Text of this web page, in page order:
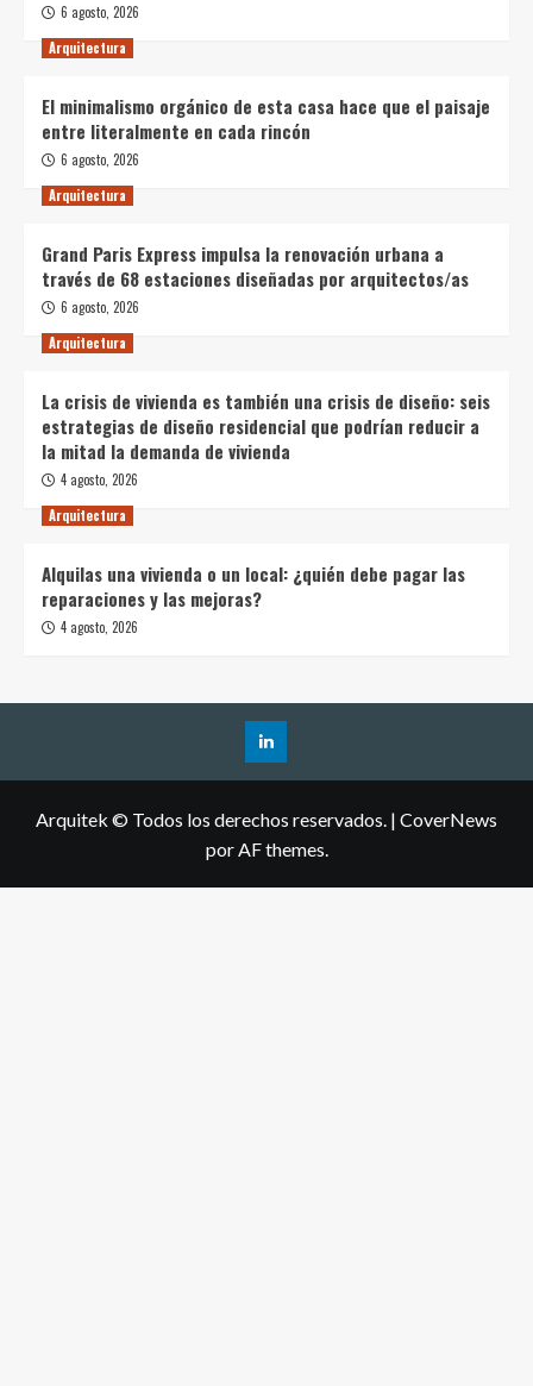
6 agosto, 2026
Arquitectura
El minimalismo orgánico de esta casa hace que el paisaje
entre literalmente en cada rincón
6 agosto, 2026
Arquitectura
Grand Paris Express impulsa la renovación urbana a
través de 68 estaciones diseñadas por arquitectos/as
6 agosto, 2026
Arquitectura
La crisis de vivienda es también una crisis de diseño: seis
estrategias de diseño residencial que podrían reducir a
la mitad la demanda de vivienda
4 agosto, 2026
Arquitectura
Alquilas una vivienda o un local: ¿quién debe pagar las
reparaciones y las mejoras?
4 agosto, 2026
Arquitek © Todos los derechos reservados. | CoverNews
por AF themes.